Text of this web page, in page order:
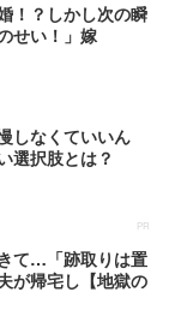
！？しかし次の瞬
せい！」嫁
しなくていいん
選択肢とは？
PR
て…「跡取りは置
が帰宅し【地獄の